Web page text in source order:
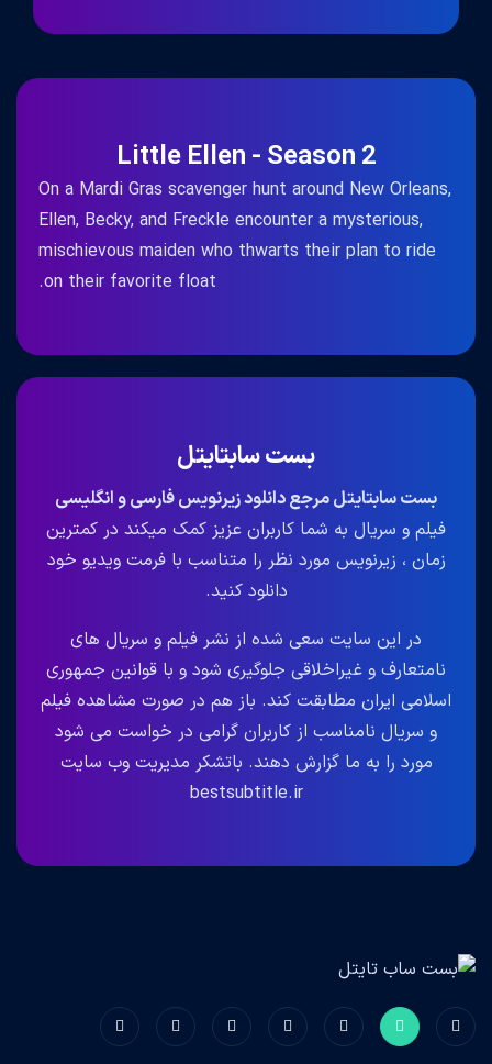
Little Ellen - Season 2
On a Mardi Gras scavenger hunt around New Orleans,
Ellen, Becky, and Freckle encounter a mysterious,
mischievous maiden who thwarts their plan to ride
on their favorite float.
بست سابتایتل
بست سابتایتل مرجع دانلود زیرنویس فارسی و انگلیسی
فیلم و سریال به شما کاربران عزیز کمک میکند در کمترین
زمان ، زیرنویس مورد نظر را متناسب با فرمت ویدیو خود
دانلود کنید.
در این سایت سعی شده از نشر فیلم و سریال های
نامتعارف و غیراخلاقی جلوگیری شود و با قوانین جمهوری
اسلامی ایران مطابقت کند. باز هم در صورت مشاهده فیلم
و سریال نامناسب از کاربران گرامی در خواست می شود
مورد را به ما گزارش دهند. باتشکر مدیریت وب سایت
bestsubtitle.ir